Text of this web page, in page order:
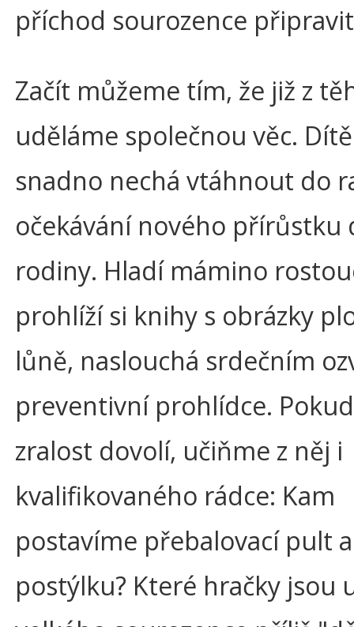
příchod sourozence
Začít můžeme tím, že již z
uděláme společnou věc.
snadno nechá vtáhnout do
očekávání nového přírůstku
rodiny. Hladí mámino
prohlíží si knihy s obrázky
lůně, naslouchá srdečním
preventivní prohlídce.
zralost dovolí, učiňme z něj i
kvalifikovaného rádce: Kam
postavíme přebalovací pult
postýlku? Které hračky jsou